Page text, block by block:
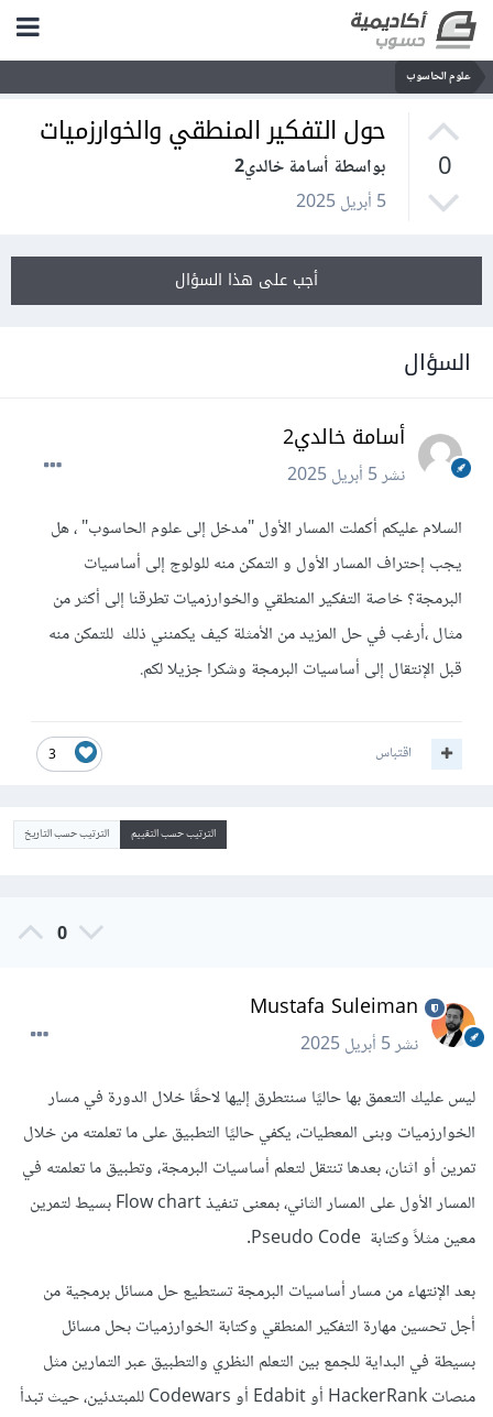
علوم الحاسوب
0
حول التفكير المنطقي والخوارزميات
بواسطة أسامة خالدي2
5 أبريل 2025
أجب على هذا السؤال
السؤال
أسامة خالدي2
نشر5 أبريل 2025
السلام عليكم أكملت المسار الأول "مدخل إلى علوم الحاسوب" ، هل
يجب إحتراف المسار الأول و التمكن منه للولوج إلى أساسيات
البرمجة؟ خاصة التفكير المنطقي والخوارزميات تطرقنا إلى أكثر من
مثال ،أرغب في حل المزيد من الأمثلة كيف يكمنني ذلك للتمكن منه
قبل الإنتقال إلى أساسيات البرمجة وشكرا جزيلا لكم.
3 اقتباس
الترتيب حسب التقييم الترتيب حسب التاريخ
0
Mustafa Suleiman
نشر5 أبريل 2025
ليس عليك التعمق بها حاليًا سنتطرق إليها لاحقًا خلال الدورة في مسار
الخوارزميات وبنى المعطيات، يكفي حاليًا التطبيق على ما تعلمته من خلال
تمرين أو اثنان، بعدها تنتقل لتعلم أساسيات البرمجة، وتطبيق ما تعلمته في
المسار الأول على المسار الثاني، بمعنى تنفيذ Flow chart بسيط لتمرين
معين مثلاً وكتابة Pseudo Code.
بعد الإنتهاء من مسار أساسيات البرمجة تستطيع حل مسائل برمجية من
أجل تحسين مهارة التفكير المنطقي وكتابة الخوارزميات بحل مسائل
بسيطة في البداية للجمع بين التعلم النظري والتطبيق عبر التمارين مثل
منصات HackerRank أو Edabit أو Codewars للمبتدئين، حيث تبدأ